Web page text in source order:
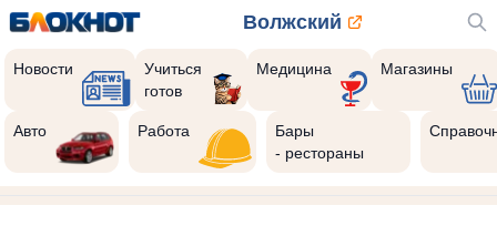
Волжский
Новости
Учиться
готов
Медицина Магазины
Авто Работа
Бары
- рестораны